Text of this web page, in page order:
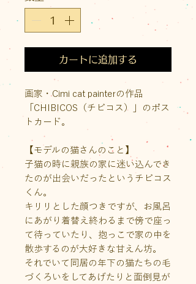
カートに追加する
画家・Cimi cat painterの作品
「CHIBICOS（チビコス）」のポス
トカード。
【モデルの猫さんのこと】
子猫の時に親族の家に迷い込んでき
たのが出会いだったというチビコス
くん。
キリリとした顔つきですが、お風呂
にあがり着替え終わるまで傍で座っ
て待っていたり、抱っこで家の中を
散歩するのが大好きな甘えん坊。
それでいて同居の年下の猫たちの毛
づくろいをしてあげたりと面倒見が